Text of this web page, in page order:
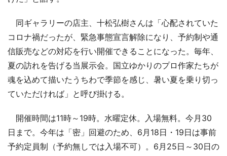
同ギャラリーの店主、十松弘樹さんは「心配されていた
コロナ禍だったが、緊急事態宣言解除になり、予約制や通
信販売などの対応を行い開催できることになった。毎年、
夏の訪れを告げる当展示会。国立ゆかりのプロ作家たちが
魂を込めて描いたうちわで季節を感じ、暑い夏を乗り切っ
ていただければ」と呼び掛ける。
開催時間は11時～19時。水曜定休。入場無料。今月30
日まで。今年は「密」回避のため、6月18日・19日は事前
予約定員制（予約無しでは入場不可）。6月25日～30日の